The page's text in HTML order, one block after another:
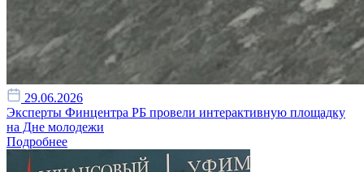
29.06.2026
Эксперты Финцентра РБ провели интерактивную площадку
на Дне молодежи
Подробнее